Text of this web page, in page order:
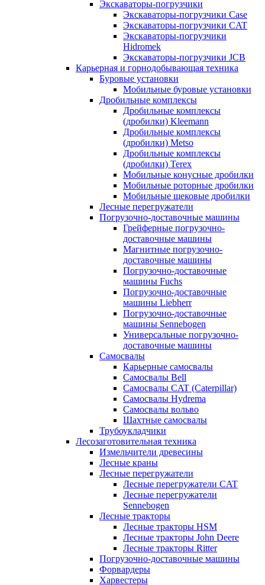
Экскаваторы-погрузчики
Экскаваторы-погрузчики Case
Экскаваторы-погрузчики CAT
Экскаваторы-погрузчики
Hidromek
Экскаваторы-погрузчики JCB
Карьерная и горнодобывающая техника
Буровые установки
Мобильные буровые установки
Дробильные комплексы
Дробильные комплексы
(дробилки) Kleemann
Дробильные комплексы
(дробилки) Metso
Дробильные комплексы
(дробилки) Terex
Мобильные конусные дробилки
Мобильные роторные дробилки
Мобильные щековые дробилки
Лесные перегружатели
Погрузочно-доставочные машины
Грейферные погрузочно-
доставочные машины
Магнитные погрузочно-
доставочные машины
Погрузочно-доставочные
машины Fuchs
Погрузочно-доставочные
машины Liebherr
Погрузочно-доставочные
машины Sennebogen
Универсальные погрузочно-
доставочные машины
Самосвалы
Карьерные самосвалы
Самосвалы Bell
Самосвалы CAT (Caterpillar)
Самосвалы Hydrema
Самосвалы вольво
Шахтные самосвалы
Трубоукладчики
Лесозаготовительная техника
Измельчители древесины
Лесные краны
Лесные перегружатели
Лесные перегружатели CAT
Лесные перегружатели
Sennebogen
Лесные тракторы
Лесные тракторы HSM
Лесные тракторы John Deere
Лесные тракторы Ritter
Погрузочно-доставочные машины
Форвардеры
Харвестеры